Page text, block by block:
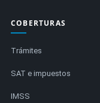
COBERTURAS
Trámites
SAT e impuestos
IMSS